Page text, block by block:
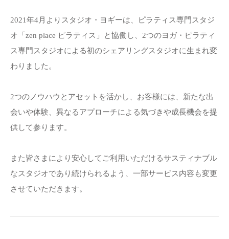
2021年4月よりスタジオ・ヨギーは、ピラティス専門スタジ
オ「zen place ピラティス」と協働し、2つのヨガ・ピラティ
ス専門スタジオによる初のシェアリングスタジオに生まれ変
わりました。
2つのノウハウとアセットを活かし、お客様には、新たな出
会いや体験、異なるアプローチによる気づきや成長機会を提
供して参ります。
また皆さまにより安心してご利用いただけるサスティナブル
なスタジオであり続けられるよう、一部サービス内容も変更
させていただきます。